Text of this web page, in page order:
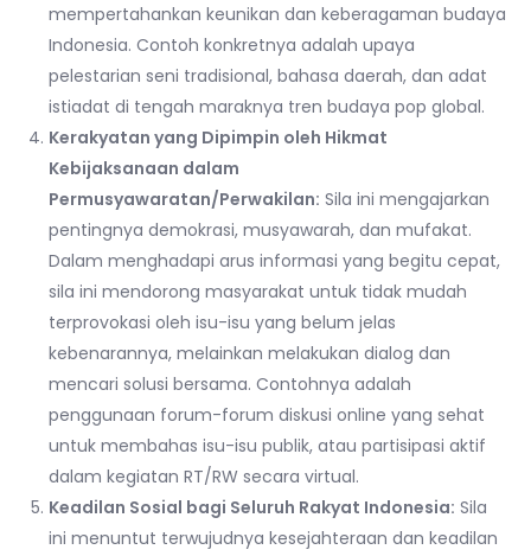
mempertahankan keunikan dan keberagaman budaya
Indonesia. Contoh konkretnya adalah upaya
pelestarian seni tradisional, bahasa daerah, dan adat
istiadat di tengah maraknya tren budaya pop global.
Kerakyatan yang Dipimpin oleh Hikmat
Kebijaksanaan dalam
Permusyawaratan/Perwakilan: Sila ini mengajarkan
pentingnya demokrasi, musyawarah, dan mufakat.
Dalam menghadapi arus informasi yang begitu cepat,
sila ini mendorong masyarakat untuk tidak mudah
terprovokasi oleh isu-isu yang belum jelas
kebenarannya, melainkan melakukan dialog dan
mencari solusi bersama. Contohnya adalah
penggunaan forum-forum diskusi online yang sehat
untuk membahas isu-isu publik, atau partisipasi aktif
dalam kegiatan RT/RW secara virtual.
Keadilan Sosial bagi Seluruh Rakyat Indonesia: Sila
ini menuntut terwujudnya kesejahteraan dan keadilan